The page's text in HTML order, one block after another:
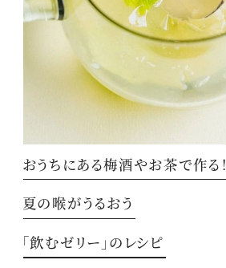
おうちにある梅酒やお茶で作る！
夏の喉がうるおう
「飲むゼリー」のレシピ